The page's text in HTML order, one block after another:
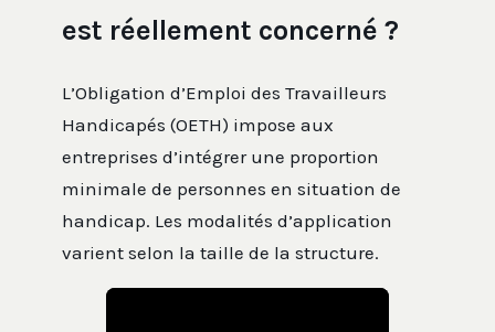
est réellement concerné ?
L’Obligation d’Emploi des Travailleurs
Handicapés (OETH) impose aux
entreprises d’intégrer une proportion
minimale de personnes en situation de
handicap. Les modalités d’application
varient selon la taille de la structure.